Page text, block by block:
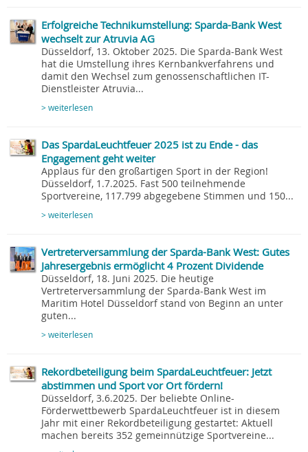
Erfolgreiche Technikumstellung: Sparda-Bank West
wechselt zur Atruvia AG
Düsseldorf, 13. Oktober 2025. Die Sparda-Bank West
hat die Umstellung ihres Kernbankverfahrens und
damit den Wechsel zum genossenschaftlichen IT-
Dienstleister Atruvia...
> weiterlesen
Das SpardaLeuchtfeuer 2025 ist zu Ende - das
Engagement geht weiter
Applaus für den großartigen Sport in der Region!
Düsseldorf, 1.7.2025. Fast 500 teilnehmende
Sportvereine, 117.799 abgegebene Stimmen und 150...
> weiterlesen
Vertreterversammlung der Sparda-Bank West: Gutes
Jahresergebnis ermöglicht 4 Prozent Dividende
Düsseldorf, 18. Juni 2025. Die heutige
Vertreterversammlung der Sparda-Bank West im
Maritim Hotel Düsseldorf stand von Beginn an unter
guten...
> weiterlesen
Rekordbeteiligung beim SpardaLeuchtfeuer: Jetzt
abstimmen und Sport vor Ort fördern!
Düsseldorf, 3.6.2025. Der beliebte Online-
Förderwettbewerb SpardaLeuchtfeuer ist in diesem
Jahr mit einer Rekordbeteiligung gestartet: Aktuell
machen bereits 352 gemeinnützige Sportvereine...